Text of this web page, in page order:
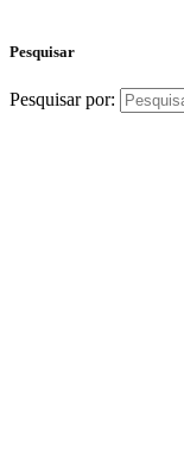
Pesquisar
Pesquisar por: